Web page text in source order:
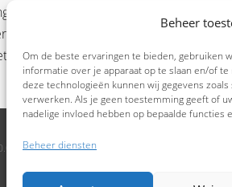
Beheer
Om de beste ervaringen te bieden, gebruiken
informatie over je apparaat op te slaan en/of
deze technologieën kunnen wij gegevens
verwerken. Als je geen toestemming geeft of
nadelige invloed hebben op bepaalde functies
Beheer diensten
dan een
kunt
ons op.